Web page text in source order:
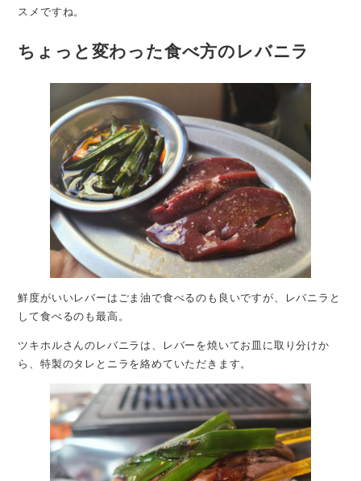
スメですね。
ちょっと変わった食べ方のレバニラ
鮮度がいいレバーはごま油で食べるのも良いですが、レバニラと
して食べるのも最高。
ツキホルさんのレバニラは、レバーを焼いてお皿に取り分けか
ら、特製のタレとニラを絡めていただきます。